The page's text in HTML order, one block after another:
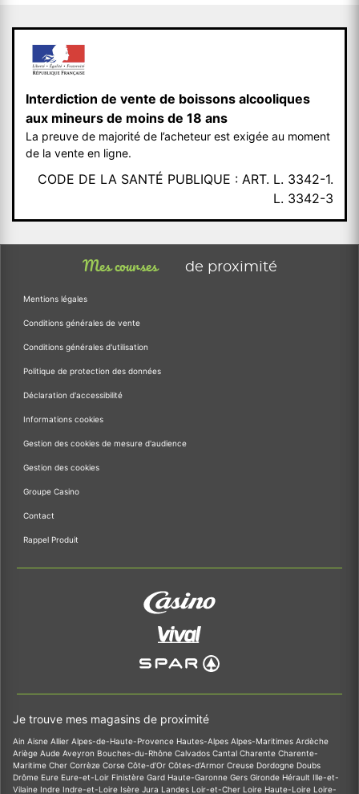
Interdiction de vente de boissons alcooliques
aux mineurs de moins de 18 ans
La preuve de majorité de l’acheteur est exigée au moment
de la vente en ligne.
CODE DE LA SANTÉ PUBLIQUE : ART. L. 3342-1.
L. 3342-3
Mes courses de proximité
Mentions légales
Conditions générales de vente
Conditions générales d'utilisation
Politique de protection des données
Déclaration d'accessibilité
Informations cookies
Gestion des cookies de mesure d'audience
Gestion des cookies
Groupe Casino
Contact
Rappel Produit
Je trouve mes magasins de proximité
Ain Aisne Allier Alpes-de-Haute-Provence Hautes-Alpes Alpes-Maritimes Ardèche
Ariège Aude Aveyron Bouches-du-Rhône Calvados Cantal Charente Charente-
Maritime Cher Corrèze Corse Côte-d'Or Côtes-d'Armor Creuse Dordogne Doubs
Drôme Eure Eure-et-Loir Finistère Gard Haute-Garonne Gers Gironde Hérault Ille-et-
Vilaine Indre Indre-et-Loire Isère Jura Landes Loir-et-Cher Loire Haute-Loire Loire-